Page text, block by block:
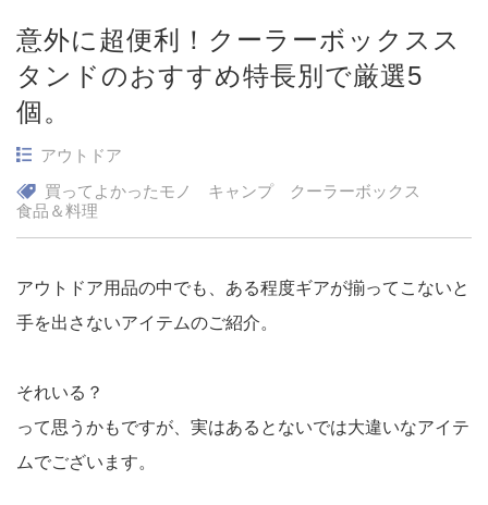
意外に超便利！クーラーボックスス
タンドのおすすめ特長別で厳選5
個。
アウトドア
買ってよかったモノ
キャンプ
クーラーボックス
食品＆料理
アウトドア用品の中でも、ある程度ギアが揃ってこないと
手を出さないアイテムのご紹介。
それいる？
って思うかもですが、実はあるとないでは大違いなアイテ
ムでございます。